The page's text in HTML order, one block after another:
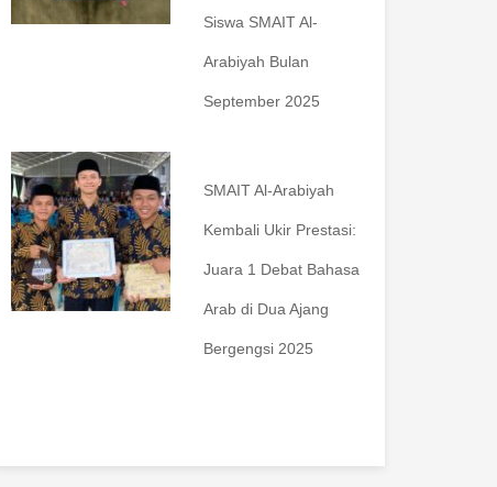
Siswa SMAIT Al-
Arabiyah Bulan
September 2025
SMAIT Al-Arabiyah
Kembali Ukir Prestasi:
Juara 1 Debat Bahasa
Arab di Dua Ajang
Bergengsi 2025